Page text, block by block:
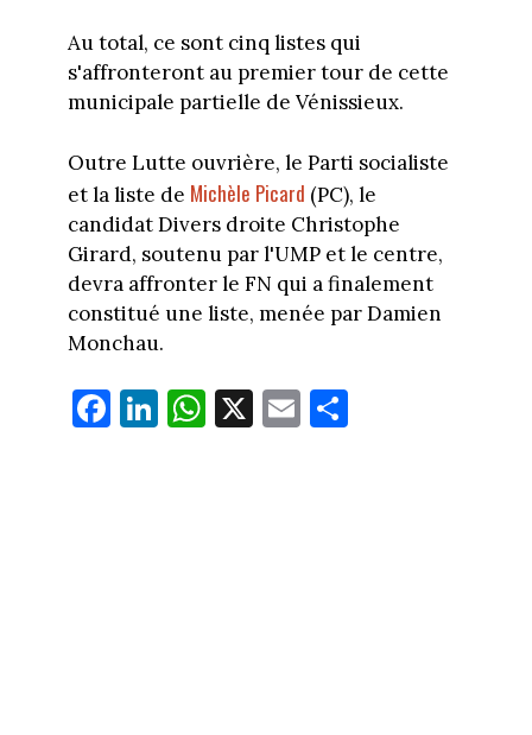
Au total, ce sont cinq listes qui
s'affronteront au premier tour de cette
municipale partielle de Vénissieux.
Outre Lutte ouvrière, le Parti socialiste
et la liste de Michèle Picard (PC), le
candidat Divers droite Christophe
Girard, soutenu par l'UMP et le centre,
devra affronter le FN qui a finalement
constitué une liste, menée par Damien
Monchau.
Fa
ce
Li
nk
W
ha
X E
m
Pa
rt